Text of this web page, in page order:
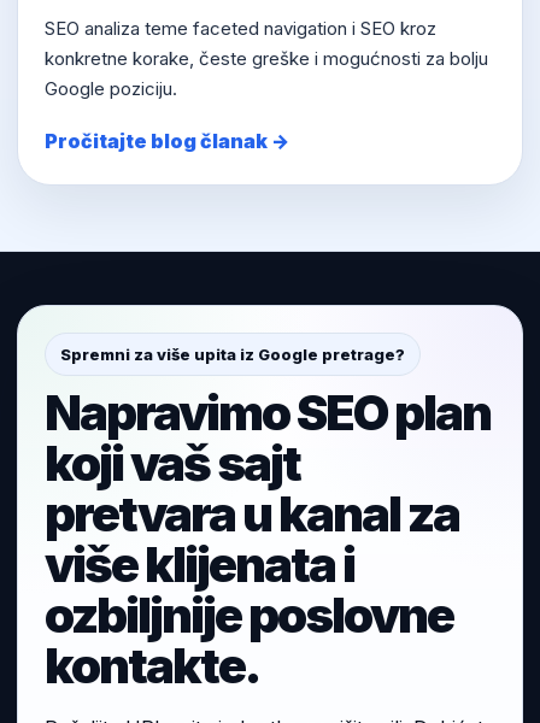
SEO analiza teme faceted navigation i SEO kroz
konkretne korake, česte greške i mogućnosti za bolju
Google poziciju.
Pročitajte blog članak →
Spremni za više upita iz Google pretrage?
Napravimo SEO plan
koji vaš sajt
pretvara u kanal za
više klijenata i
ozbiljnije poslovne
kontakte.